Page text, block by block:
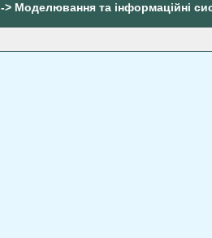
-> Моделювання та інформаційні